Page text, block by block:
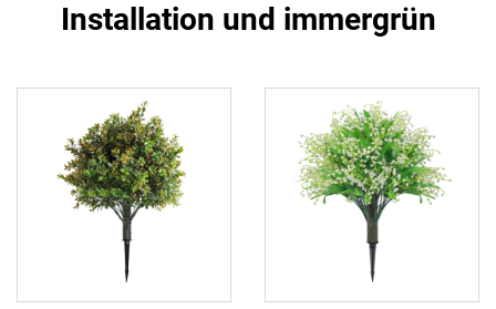
Installation und immergrün